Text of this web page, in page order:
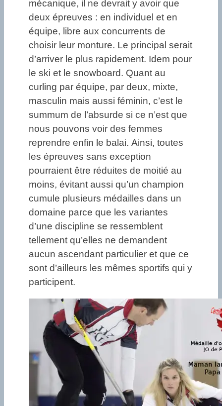
mécanique, il ne devrait y avoir que
deux épreuves : en individuel et en
équipe, libre aux concurrents de
choisir leur monture. Le principal serait
d’arriver le plus rapidement. Idem pour
le ski et le snowboard. Quant au
curling par équipe, par deux, mixte,
masculin mais aussi féminin, c’est le
summum de l’absurde si ce n’est que
nous pouvons voir des femmes
reprendre enfin le balai. Ainsi, toutes
les épreuves sans exception
pourraient être réduites de moitié au
moins, évitant aussi qu’un champion
cumule plusieurs médailles dans un
domaine parce que les variantes
d’une discipline se ressemblent
tellement qu’elles ne demandent
aucun ascendant particulier et que ce
sont d’ailleurs les mêmes sportifs qui y
participent.